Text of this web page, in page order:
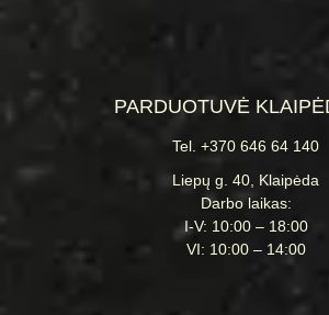
PARDUOTUVĖ
Tel. +370 646 64 140
Liepų g. 40, Klaipėda
Darbo laikas:
I-V: 10:00 – 18:00
VI: 10:00 – 14:00